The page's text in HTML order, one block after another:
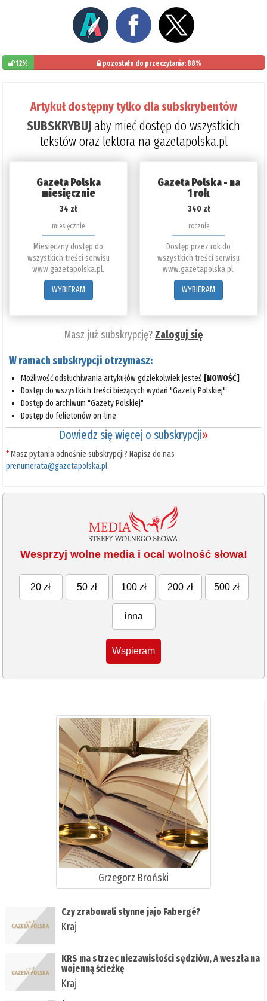
12% pozostało do przeczytania: 88%
Artykuł dostępny tylko dla subskrybentów
SUBSKRYBUJaby mieć dostęp do wszystkich
tekstów oraz lektora na gazetapolska.pl
Gazeta Polska
miesięcznie
34 zł
miesięcznie
Miesięczny dostęp do
wszystkich treści serwisu
www.gazetapolska.pl.
WYBIERAM
Gazeta Polska - na
1 rok
340 zł
rocznie
Dostęp przez rok do
wszystkich treści serwisu
www.gazetapolska.pl.
WYBIERAM
Masz już subskrypcję?Zaloguj się
W ramach subskrypcji otrzymasz:
Możliwość odsłuchiwania artykułów gdziekolwiek jesteś [NOWOŚĆ]
Dostęp do wszystkich treści bieżących wydań "Gazety Polskiej"
Dostęp do archiwum "Gazety Polskiej"
Dostęp do felietonów on-line
Dowiedz się więcej o subskrypcji»
*Masz pytania odnośnie subskrypcji? Napisz do nas
prenumerata@gazetapolska.pl
Wesprzyj wolne media i ocal wolność słowa!
20 zł 50 zł 100 zł 200 zł 500 zł
inna
Wspieram
Grzegorz Broński
Czy zrabowali słynne jajo Fabergé?
Kraj
KRS ma strzec niezawisłości sędziów, A weszła na
wojenną ścieżkę
Kraj